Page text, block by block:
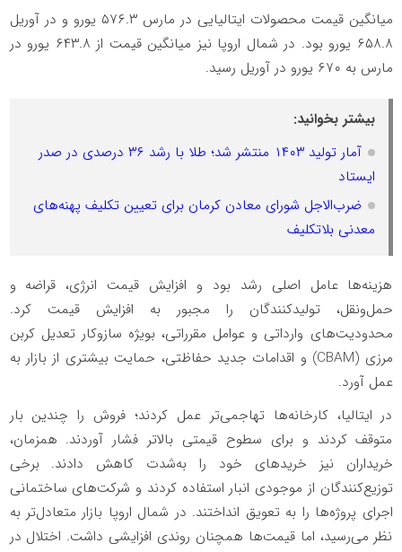
میانگین قیمت محصولات ایتالیایی در مارس ۵۷۶.۳ یورو و در آوریل
۶۵۸.۸ یورو بود. در شمال اروپا نیز میانگین قیمت از ۶۴۳.۸ یورو در
مارس به ۶۷۰ یورو در آوریل رسید.
بیشتر بخوانید:
آمار تولید ۱۴۰۳ منتشر شد؛ طلا با رشد ۳۶ درصدی در صدر
ایستاد
ضرب‌الاجل شورای معادن کرمان برای تعیین تکلیف پهنه‌های
معدنی بلاتکلیف
هزینه‌ها عامل اصلی رشد بود و افزایش قیمت انرژی، قراضه و
حمل‌ونقل، تولیدکنندگان را مجبور به افزایش قیمت کرد.
محدودیت‌های وارداتی و عوامل مقرراتی، بویژه سازوکار تعدیل کربن
مرزی (CBAM) و اقدامات جدید حفاظتی، حمایت بیشتری از بازار به
عمل آورد.
در ایتالیا، کارخانه‌ها تهاجمی‌تر عمل کردند؛ فروش را چندین بار
متوقف کردند و برای سطوح قیمتی بالاتر فشار آوردند. همزمان،
خریداران نیز خریدهای خود را به‌شدت کاهش دادند. برخی
توزیع‌کنندگان از موجودی انبار استفاده کردند و شرکت‌های ساختمانی
اجرای پروژه‌ها را به تعویق انداختند. در شمال اروپا بازار متعادل‌تر به
نظر می‌رسید، اما قیمت‌ها همچنان روندی افزایشی داشت. اختلال در